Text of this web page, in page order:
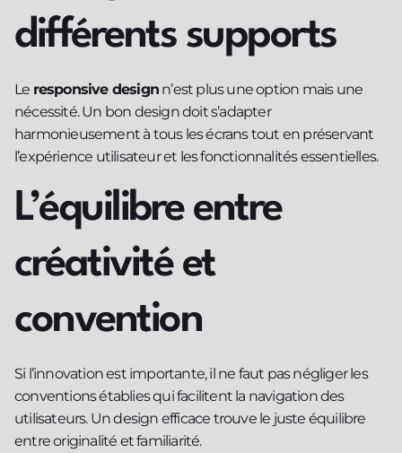
différents supports
Le responsive design n’est plus une option mais une
nécessité. Un bon design doit s’adapter
harmonieusement à tous les écrans tout en préservant
l’expérience utilisateur et les fonctionnalités essentielles.
L’équilibre entre
créativité et
convention
Si l’innovation est importante, il ne faut pas négliger les
conventions établies qui facilitent la navigation des
utilisateurs. Un design efficace trouve le juste équilibre
entre originalité et familiarité.